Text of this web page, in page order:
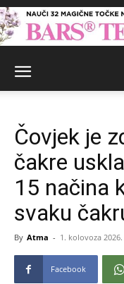
Čovjek je
čakre
15 načina
svaku
By Atma - 1. kolovoza 2026.
Facebook